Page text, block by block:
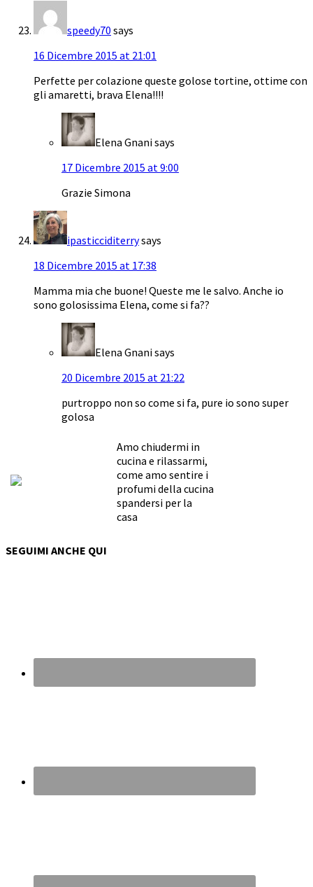
speedy70 says
16 Dicembre 2015 at 21:01
Perfette per colazione queste golose tortine, ottime con
gli amaretti, brava Elena!!!!
Elena Gnanisays
17 Dicembre 2015 at 9:00
Grazie Simona
ipasticciditerrysays
18 Dicembre 2015 at 17:38
Mamma mia che buone! Queste me le salvo. Anche io
sono golosissima Elena, come si fa??
Elena Gnanisays
20 Dicembre 2015 at 21:22
purtroppo non so come si fa, pure io sono super
golosa
Amo chiudermi in
cucina e rilassarmi,
come amo sentire i
profumi della cucina
spandersi per la
casa
SEGUIMI ANCHE QUI